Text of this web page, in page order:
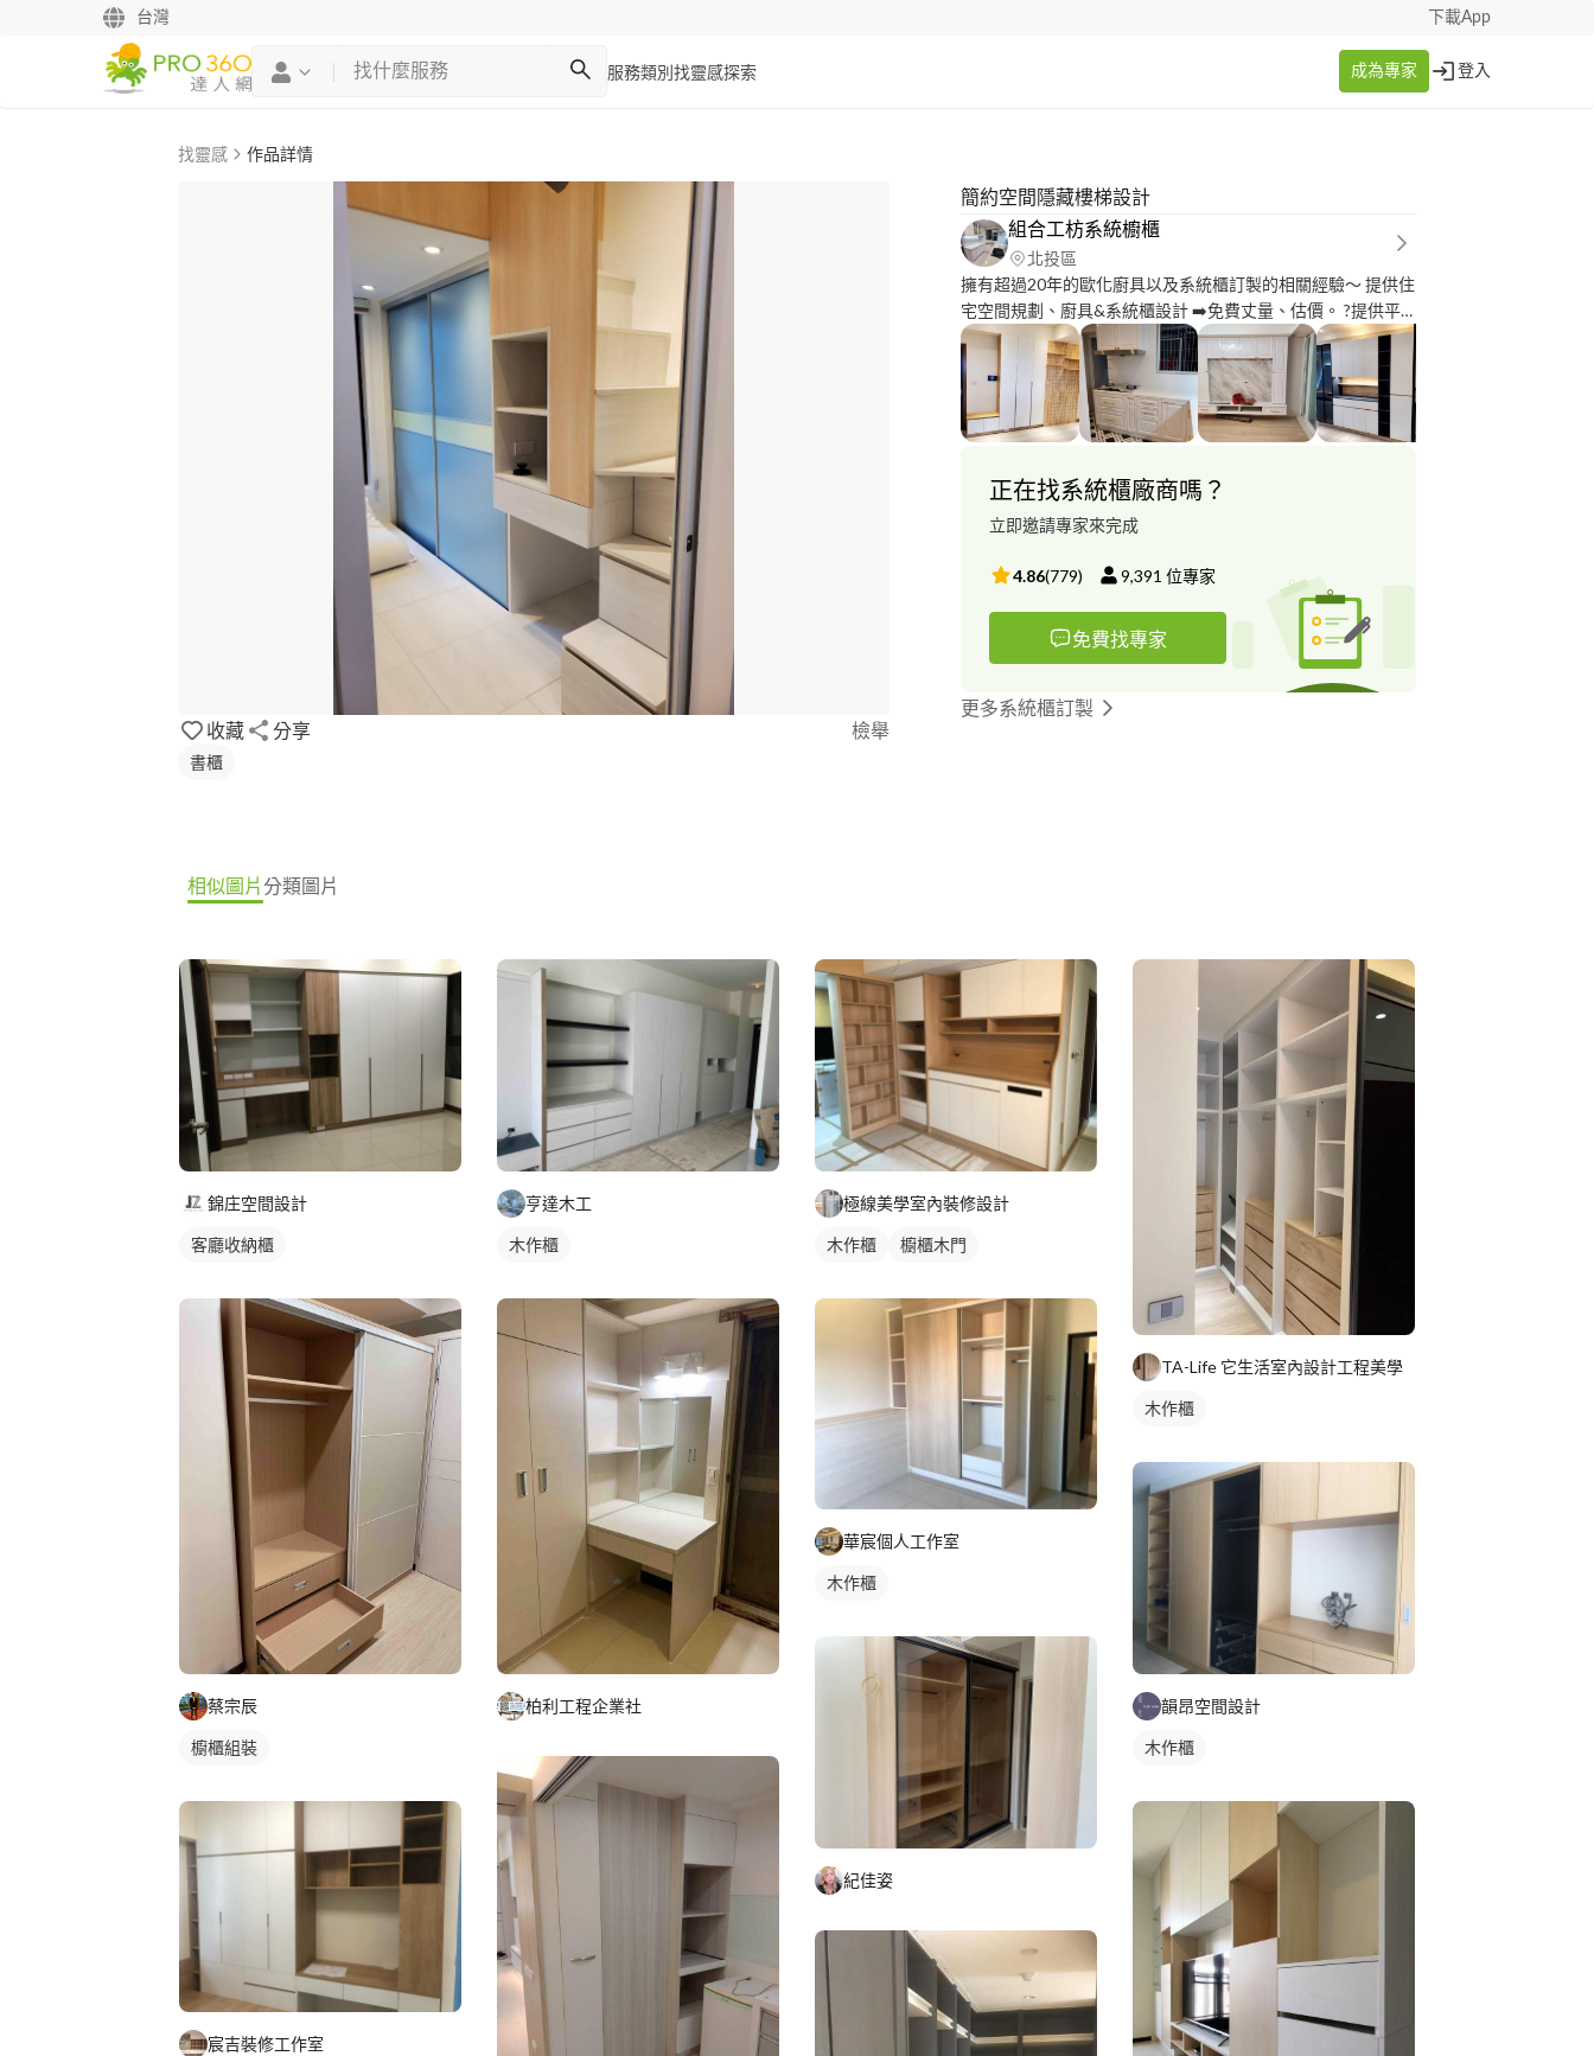
台灣 下載App
服務類別 找靈感探索 成為專家 登入
找靈感 作品詳情
收藏 分享 檢舉
書櫃
簡約空間隱藏樓梯設計
組合工枋系統櫥櫃
北投區
擁有超過20年的歐化廚具以及系統櫃訂製的相關經驗～ 提供住
宅空間規劃、廚具&系統櫃設計 ➡️免費丈量、估價。 ?提供平
立面配置圖，彩圖會依需求給予示意參考。 ➡️服務項目：系統
櫃、廚房、衛浴設計。 ?依客戶需求、現場格局、預算控制等
給予適當建議。 ➡ 服務區域：新竹以北為主，其他區域需另商
談。 ➡️如需整間裝修，我們也有提供相關服務。
正在找系統櫃廠商嗎？
立即邀請專家來完成
4.86(779) 9,391 位專家
免費找專家
更多系統櫃訂製
相似圖片分類圖片
錦庄空間設計
客廳收納櫃
蔡宗辰
櫥櫃組裝
宸吉裝修工作室
亨達木工
木作櫃
柏利工程企業社
極線美學室內裝修設計
木作櫃 櫥櫃木門
華宸個人工作室
木作櫃
紀佳姿
TA-Life 它生活室內設計工程美學
木作櫃
韻昂空間設計
木作櫃